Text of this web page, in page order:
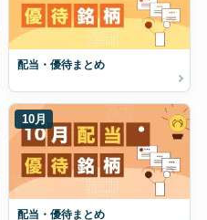
配当・優待まとめ
10月
配当・優待まとめ